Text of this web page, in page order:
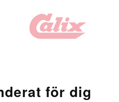
för dig